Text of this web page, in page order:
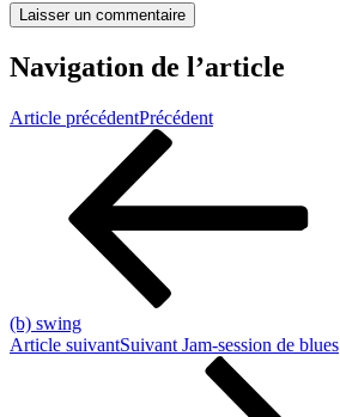
Navigation de l’article
Article précédentPrécédent
(b) swing
Article suivantSuivant Jam-session de blues